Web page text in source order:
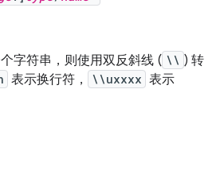
字符串，则使用双反斜线 ( \\ ) 转
表示换行符， \\uxxxx 表示